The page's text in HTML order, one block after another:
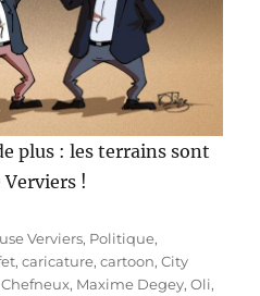
plus : les terrains sont
!
Verviers, Politique,
,caricature,cartoon,City
, Maxime Degey,Oli,